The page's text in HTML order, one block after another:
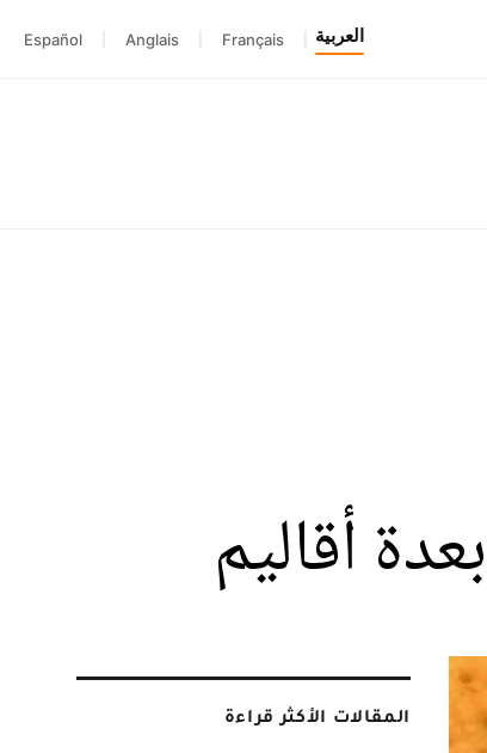
العربية Français
Anglais
Español
أقاليم
المقالات الأكثر قراءة